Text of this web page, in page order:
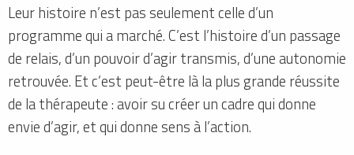
Leur histoire n’est pas seulement celle d’un
programme qui a marché. C’est l’histoire d’un passage
de relais, d’un pouvoir d’agir transmis, d’une autonomie
retrouvée. Et c’est peut-être là la plus grande réussite
de la thérapeute : avoir su créer un cadre qui donne
envie d’agir, et qui donne sens à l’action.